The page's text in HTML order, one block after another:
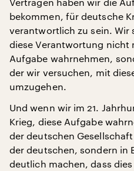
bekommen, für deutsche
verantwortlich zu sein. Wir
diese Verantwortung nicht
Aufgabe wahrnehmen,
der wir versuchen, mit
umzugehen.
Und wenn wir im 21.
Krieg, diese Aufgabe
der deutschen
der deutschen, sondern in
deutlich machen, dass